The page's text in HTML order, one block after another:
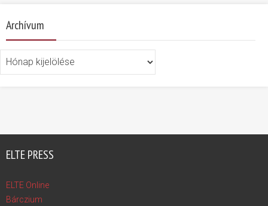
Archívum
Archívum
ELTE PRESS
ELTE Online
Bárczium